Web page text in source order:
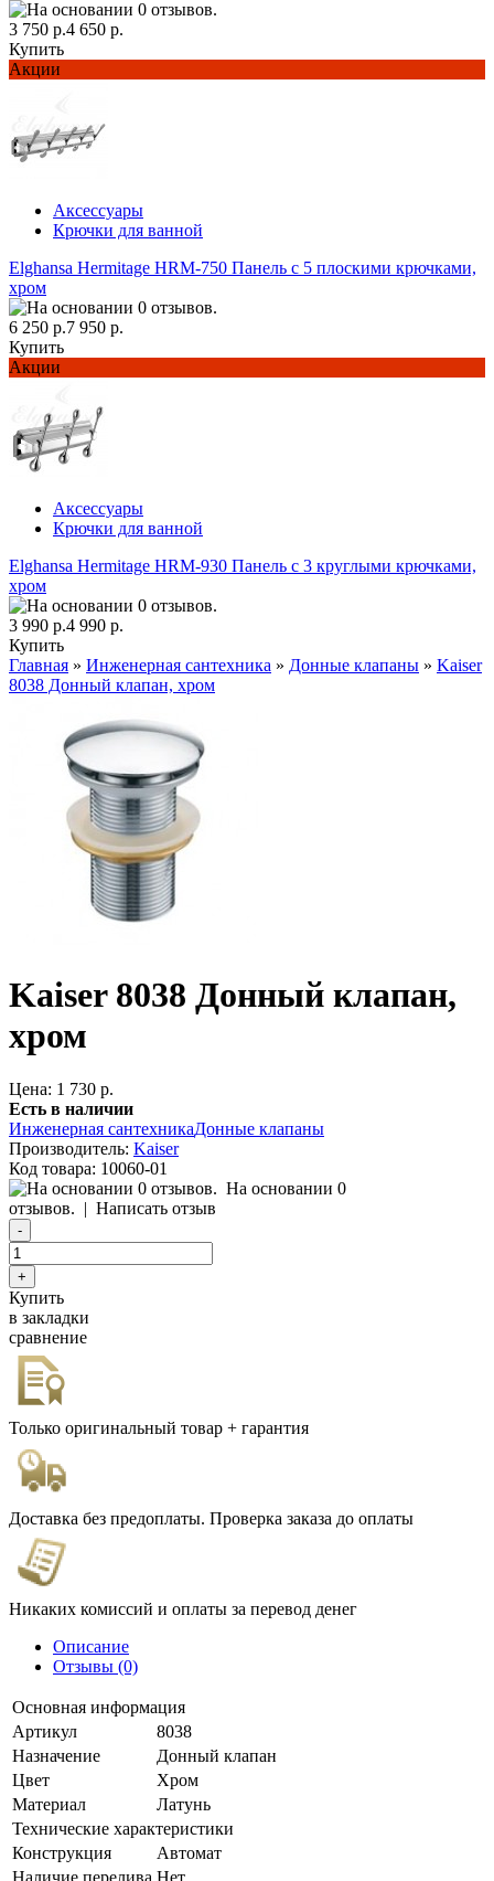
3 750 р.4 650 р.
Купить
Акции
Аксессуары
Крючки для ванной
Elghansa Hermitage HRM-750 Панель с 5 плоскими крючками,
хром
6 250 р.7 950 р.
Купить
Акции
Аксессуары
Крючки для ванной
Elghansa Hermitage HRM-930 Панель с 3 круглыми крючками,
хром
3 990 р.4 990 р.
Купить
Главная » Инженерная сантехника » Донные клапаны » Kaiser
8038 Донный клапан, хром
Kaiser 8038 Донный клапан,
хром
Цена: 1 730 р.
Есть в наличии
Инженерная сантехникаДонные клапаны
Производитель: Kaiser
Код товара: 10060-01
На основании 0
отзывов. | Написать отзыв
Купить
в закладки
сравнение
Только оригинальный товар + гарантия
Доставка без предоплаты. Проверка заказа до оплаты
Никаких комиссий и оплаты за перевод денег
Описание
Отзывы (0)
Основная информация
Артикул
8038
Назначение
Донный клапан
Цвет
Хром
Материал
Латунь
Технические характеристики
Конструкция
Автомат